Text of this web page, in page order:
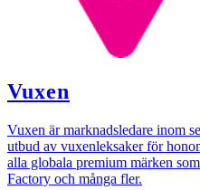
Vuxen
Vuxen är marknadsledare inom
utbud av vuxenleksaker för
alla globala premium märken
Factory och många fler.